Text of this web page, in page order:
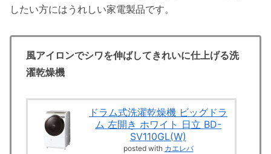
したい方にはうれしい家電製品です。
風アイロンでシワを伸ばしてきれいに仕上げる洗
濯乾燥機
ドラム式洗濯乾燥機 ビッグドラ
ム 左開き ホワイト 日立 BD-
SV110GL(W)
posted with カエレバ